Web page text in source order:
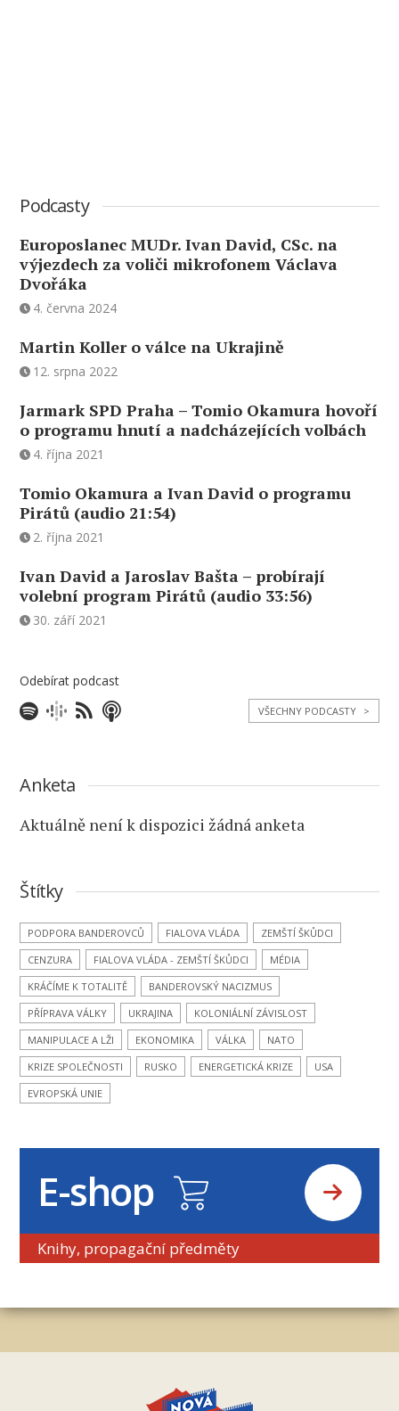
Podcasty
Europoslanec MUDr. Ivan David, CSc. na
výjezdech za voliči mikrofonem Václava
Dvořáka
4. června 2024
Martin Koller o válce na Ukrajině
12. srpna 2022
Jarmark SPD Praha – Tomio Okamura hovoří
o programu hnutí a nadcházejících volbách
4. října 2021
Tomio Okamura a Ivan David o programu
Pirátů (audio 21:54)
2. října 2021
Ivan David a Jaroslav Bašta – probírají
volební program Pirátů (audio 33:56)
30. září 2021
Odebírat podcast
VŠECHNY PODCASTY >
Anketa
Aktuálně není k dispozici žádná anketa
Štítky
PODPORA BANDEROVCŮ FIALOVA VLÁDA
ZEMŠTÍ ŠKŮDCI
CENZURA
FIALOVA VLÁDA - ZEMŠTÍ ŠKŮDCI
MÉDIA
KRÁČÍME K TOTALITĚ
BANDEROVSKÝ NACIZMUS
PŘÍPRAVA VÁLKY
UKRAJINA
KOLONIÁLNÍ ZÁVISLOST
MANIPULACE A LŽI
EKONOMIKA VÁLKA
NATO
KRIZE SPOLEČNOSTI
RUSKO ENERGETICKÁ KRIZE
USA
EVROPSKÁ UNIE
E-shop
Knihy, propagační předměty